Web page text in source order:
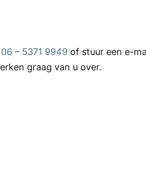
06 – 5371 9949 of stuur een e-
graag van u over.